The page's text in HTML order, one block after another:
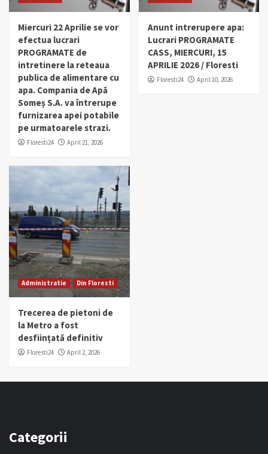
Miercuri 22 Aprilie se vor
efectua lucrari
PROGRAMATE de
intretinere la reteaua
publica de alimentare cu
apa. Compania de Apă
Someș S.A. va întrerupe
furnizarea apei potabile
pe urmatoarele strazi.
Floresti24 April 21, 2026
Anunt intrerupere apa:
Lucrari PROGRAMATE
CASS, MIERCURI, 15
APRILIE 2026 / Floresti
Floresti24 April 10, 2026
Administratie Din Floresti
Trecerea de pietoni de
la Metro a fost
desființată definitiv
Floresti24 April 2, 2026
Categorii